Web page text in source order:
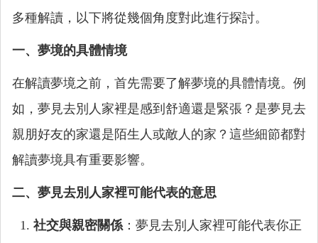
多種解讀，以下將從幾個角度對此進行探討。
一、夢境的具體情境
在解讀夢境之前，首先需要了解夢境的具體情境。例
如，夢見去別人家裡是感到舒適還是緊張？是夢見去
親朋好友的家還是陌生人或敵人的家？這些細節都對
解讀夢境具有重要影響。
二、夢見去別人家裡可能代表的意思
社交與親密關係：夢見去別人家裡可能代表你正